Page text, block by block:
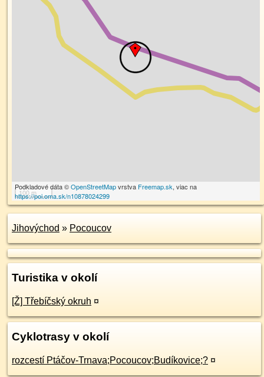
100 m
Podkladové dáta ©OpenStreetMapvrstva Freemap.sk, viac na
https://poi.oma.sk/n10878024299
Jihovýchod » Pocoucov
Turistika v okolí
[Ž] Třebíčský okruh ¤
Cyklotrasy v okolí
rozcestí Ptáčov-Trnava;Pocoucov;Budíkovice;? ¤